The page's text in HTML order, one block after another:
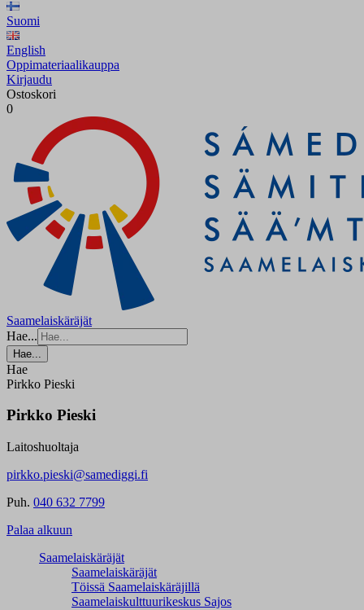
Suomi
English
Oppimateriaalikauppa
Kirjaudu
Ostoskori
0
Saamelaiskäräjät
Hae...
Hae...
Hae
Pirkko Pieski
Pirkko Pieski
Laitoshuoltaja
pirkko.pieski@samediggi.fi
Puh. 040 632 7799
Palaa alkuun
Saamelaiskäräjät
Saamelaiskäräjät
Töissä Saamelaiskäräjillä
Saamelaiskulttuuri­keskus Sajos